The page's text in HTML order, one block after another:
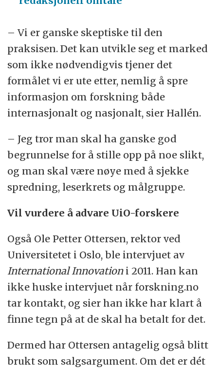
– Vi er ganske skeptiske til den
praksisen. Det kan utvikle seg et marked
som ikke nødvendigvis tjener det
formålet vi er ute etter, nemlig å spre
informasjon om forskning både
internasjonalt og nasjonalt, sier Hallén.
– Jeg tror man skal ha ganske god
begrunnelse for å stille opp på noe slikt,
og man skal være nøye med å sjekke
spredning, leserkrets og målgruppe.
Vil vurdere å advare UiO-forskere
Også Ole Petter Ottersen, rektor ved
Universitetet i Oslo, ble intervjuet av
International Innovationi 2011. Han kan
ikke huske intervjuet når forskning.no
tar kontakt, og sier han ikke har klart å
finne tegn på at de skal ha betalt for det.
Dermed har Ottersen antagelig også blitt
brukt som salgsargument. Om det er dét